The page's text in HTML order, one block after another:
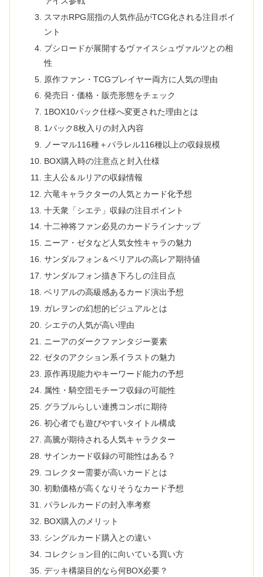
スマホRPG屈指の人気作品がTCG化される注目ポイ
ント
ブシロードが展開するヴァイスシュヴァルツとの相
性
原作ファン・TCGプレイヤー両方に人気の理由
発売日・価格・販売形態をチェック
1BOX10パック仕様へ変更された理由とは
1パック8枚入りの封入内容
ノーマル116種＋パラレル116種以上の収録規模
BOX購入時の注意点と封入仕様
主人公＆ルリアの収録情報
六竜キャラクターの人気とカード化予想
十天衆「シエテ」収録の注目ポイント
十二神将ファン必見のカードラインナップ
ニーア・ゼタなど人気女性キャラの魅力
サンダルフォン＆ベリアルの高レア期待値
サンダルフォン描き下ろしの注目点
ベリアルの高級感あるカード演出予想
ガレヲンの幻想的ビジュアルとは
シエテの人気が高い理由
ニーアのダークファンタジー要素
ゼタのアクション系イラストの魅力
原作再現能力やキーワード能力の予想
属性・騎空団モチーフ収録の可能性
グラブルらしい連携コンボに期待
初心者でも遊びやすいタイトル構成
高騰が期待される人気キャラクター
サインカード収録の可能性はある？
コレクター需要が高いカードとは
初動価格が高くなりそうなカード予想
パラレルカードの封入率考察
BOX購入のメリット
シングルカード購入との違い
コレクション目的に向いている買い方
デッキ構築目的なら何BOX必要？